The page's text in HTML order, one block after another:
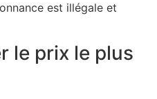
est illégale et
le prix le plus